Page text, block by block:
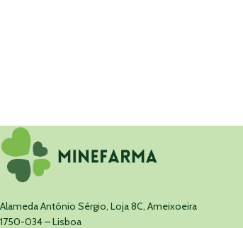
Alameda António Sérgio, Loja 8C, Ameixoeira
1750-034 – Lisboa